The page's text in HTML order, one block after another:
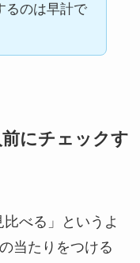
るのは早計で
にチェックす
べる」というよ
当たりをつける